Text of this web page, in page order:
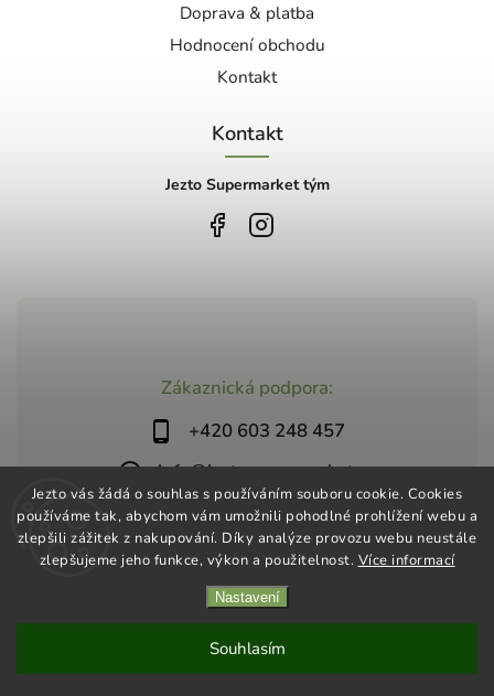
Jezto vás žádá o souhlas s používáním souboru cookie. Cookies
používáme tak, abychom vám umožnili pohodlné prohlížení webu a
zlepšili zážitek z nakupování. Díky analýze provozu webu neustále
zlepšujeme jeho funkce, výkon a použitelnost. Více informací
Nastavení
Souhlasím
Zákaznická podpora:
+420 603 248 457
info@jeztosupermarket.cz
Doprava & platba
Hodnocení obchodu
Kontakt
Kontakt
Jezto Supermarket tým
Shoptet| Design